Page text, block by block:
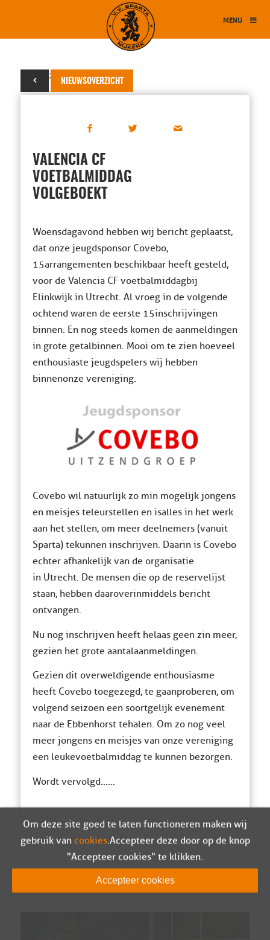
MENU
NIEUWSOVERZICHT
26 mei 2016
VALENCIA CF
VOETBALMIDDAG
VOLGEBOEKT
Woensdagavond hebben wij bericht geplaatst,
dat onze jeugdsponsor Covebo,
15arrangementen beschikbaar heeft gesteld,
voor de Valencia CF voetbalmiddag bij
Elinkwijk in Utrecht. Al vroeg in de volgende
ochtend waren de eerste 15 inschrijvingen
binnen. En nog steeds komen de aanmeldingen
in grote getal binnen. Mooi om te zien hoeveel
enthousiaste jeugdspelers wij hebben
binnen onze vereniging.
Covebo wil natuurlijk zo min mogelijk jongens
en meisjes teleurstellen en is alles in het werk
aan het stellen, om meer deelnemers (vanuit
Sparta) te kunnen inschrijven. Daarin is Covebo
echter afhankelijk van de organisatie
in Utrecht. De mensen die op de reservelijst
staan, hebben daarover inmiddels bericht
ontvangen.
Nu nog inschrijven heeft helaas geen zin meer,
gezien het grote aantal aanmeldingen.
Gezien dit overweldigende enthousiasme
heeft Covebo toegezegd, te gaan proberen, om
volgend seizoen een soortgelijk evenement
naar de Ebbenhorst te halen. Om zo nog veel
meer jongens en meisjes van onze vereniging
een leuke voetbalmiddag te kunnen bezorgen.
Wordt vervolgd……
Om deze site goed te laten functioneren maken wij
gebruik van cookies. Accepteer deze door op de knop
"Accepteer cookies" te klikken.
Accepteer cookies